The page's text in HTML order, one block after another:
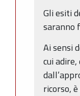
Gli esiti
saranno
Ai sensi
cui
ricorso,